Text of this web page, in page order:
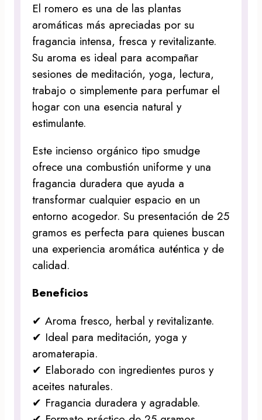
El romero es una de las plantas
aromáticas más apreciadas por su
fragancia intensa, fresca y revitalizante.
Su aroma es ideal para acompañar
sesiones de meditación, yoga, lectura,
trabajo o simplemente para perfumar el
hogar con una esencia natural y
estimulante.
Este incienso orgánico tipo smudge
ofrece una combustión uniforme y una
fragancia duradera que ayuda a
transformar cualquier espacio en un
entorno acogedor. Su presentación de 25
gramos es perfecta para quienes buscan
una experiencia aromática auténtica y de
calidad.
Beneficios
✔ Aroma fresco, herbal y revitalizante.
✔ Ideal para meditación, yoga y
aromaterapia.
✔ Elaborado con ingredientes puros y
aceites naturales.
✔ Fragancia duradera y agradable.